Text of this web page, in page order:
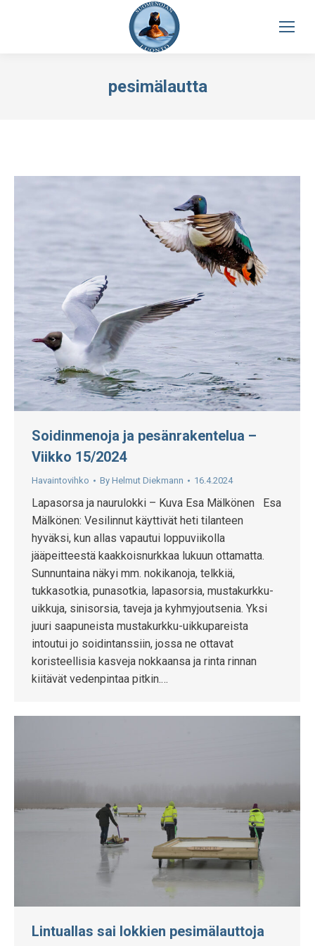
pesimälautta
Soidinmenoja ja pesänrakentelua –
Viikko 15/2024
Havaintovihko By Helmut Diekmann 16.4.2024
Lapasorsa ja naurulokki – Kuva Esa Mälkönen Esa
Mälkönen: Vesilinnut käyttivät heti tilanteen
hyväksi, kun allas vapautui loppuviikolla
jääpeitteestä kaakkoisnurkkaa lukuun ottamatta.
Sunnuntaina näkyi mm. nokikanoja, telkkiä,
tukkasotkia, punasotkia, lapasorsia, mustakurkku-
uikkuja, sinisorsia, taveja ja kyhmyjoutsenia. Yksi
juuri saapuneista mustakurkku-uikkupareista
intoutui jo soidintanssiin, jossa ne ottavat
koristeellisia kasveja nokkaansa ja rinta rinnan
kiitävät vedenpintaa pitkin.…
Lintuallas sai lokkien pesimälauttoja